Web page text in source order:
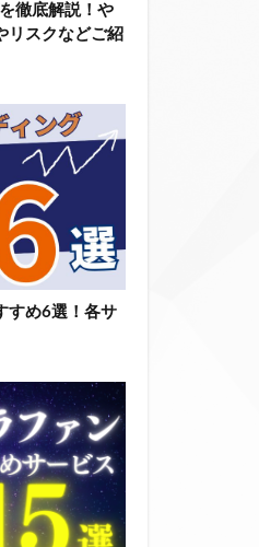
徹底解説！や
リスクなどご紹
すめ6選！各サ